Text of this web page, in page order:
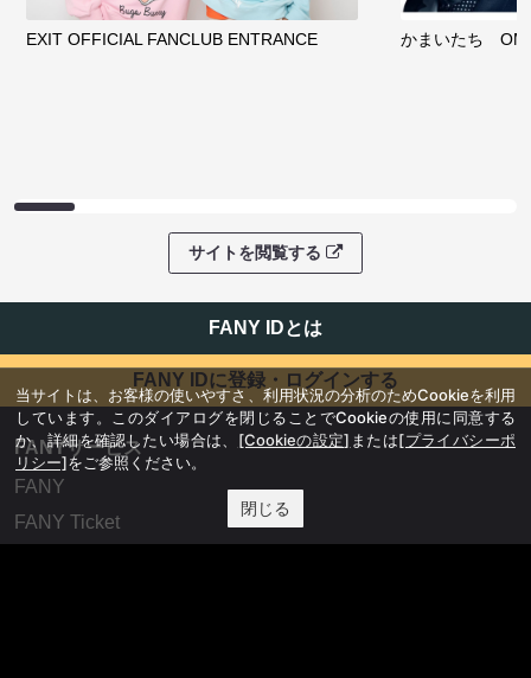
EXIT OFFICIAL FANCLUB ENTRANCE かまいたち
サイトを閲覧する
FANY IDとは
FANY IDに登録・ログインする
FANYサービス
FANY
FANY Ticket
当サイトは、お客様の使いやすさ、利用状況の分析のためCookieを利用
しています。このダイアログを閉じることでCookieの使用に同意する
か、詳細を確認したい場合は、 [Cookieの設定] または[プライバシーポ
リシー]をご参照ください。
閉じる